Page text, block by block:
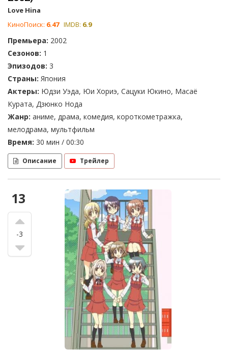
Love Hina
КиноПоиск: 6.47 IMDB: 6.9
Премьера: 2002
Сезонов: 1
Эпизодов: 3
Страны: Япония
Актеры: Юдзи Уэда, Юи Хориэ, Сацуки Юкино, Масаё
Курата, Дзюнко Нода
Жанр: аниме, драма, комедия, короткометражка,
мелодрама, мультфильм
Время: 30 мин / 00:30
Описание Трейлер
13
-3